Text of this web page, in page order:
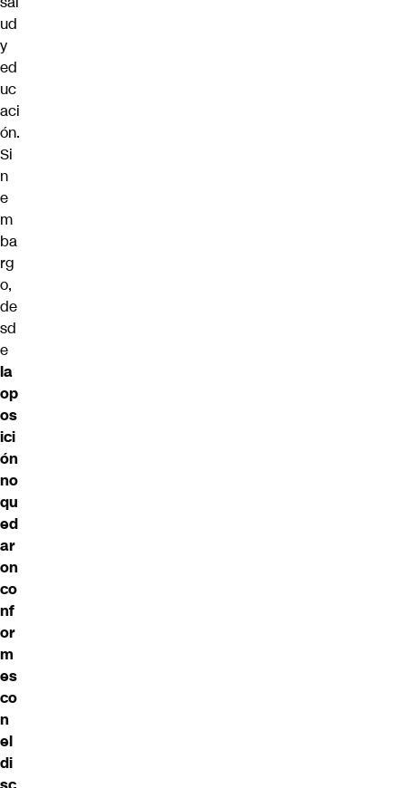
ud
y
ed
uc
aci
ón.
Si
n
e
m
ba
rg
o,
de
sd
e
la
op
os
ici
ón
no
qu
ed
ar
on
co
nf
or
m
es
co
n
el
di